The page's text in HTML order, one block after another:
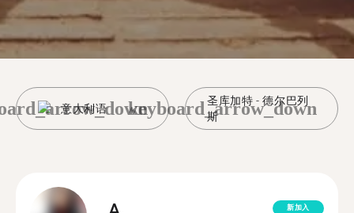
意大利语
圣库加特 - 德尔巴列
斯
keyboard_arrow_down
新加入